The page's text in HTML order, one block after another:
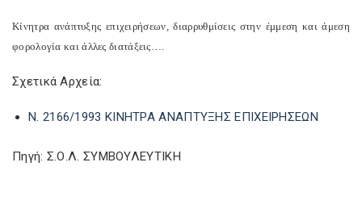
Κίνητρα ανάπτυξης επιχειρήσεων, διαρρυθμίσεις στην έμμεση και άμεση
φορολογία και άλλες διατάξεις….
Σχετικά Αρχεία:
Ν. 2166/1993 ΚΙΝΗΤΡΑ ΑΝΑΠΤΥΞΗΣ ΕΠΙΧΕΙΡΗΣΕΩΝ
Πηγή: Σ.Ο.Λ. ΣΥΜΒΟΥΛΕΥΤΙΚΗ